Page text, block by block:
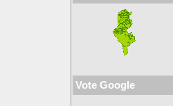
Vote Google